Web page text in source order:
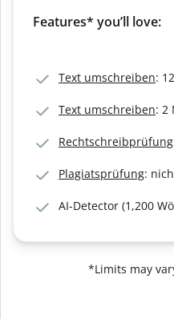
Features* you’ll love:
Text umschreiben:
Text umschreiben: 2
Rechtschreibprüfung
Plagiatsprüfung:
AI-Detector (1,200
*Limits may